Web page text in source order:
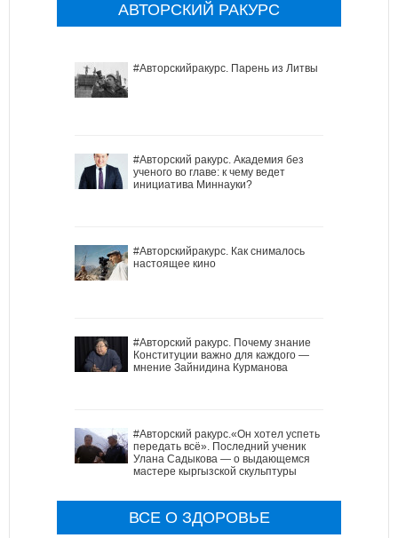
АВТОРСКИЙ РАКУРС
#Авторскийракурс. Парень из Литвы
#Авторский ракурс. Академия без
ученого во главе: к чему ведет
инициатива Миннауки?
#Авторскийракурс. Как снималось
настоящее кино
#Авторский ракурс. Почему знание
Конституции важно для каждого —
мнение Зайнидина Курманова
#Авторский ракурс.«Он хотел успеть
передать всё». Последний ученик
Улана Садыкова — о выдающемся
мастере кыргызской скульптуры
ВСЕ О ЗДОРОВЬЕ